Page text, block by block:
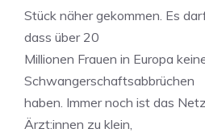
Stück näher gekommen. Es
dass über 20
Millionen Frauen in Europa
Schwangerschaftsabbrüchen
haben. Immer noch ist das
Ärzt:innen zu klein,